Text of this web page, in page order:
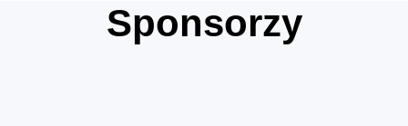
Sponsorzy